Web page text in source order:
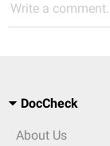
Write a
DocCheck
About Us